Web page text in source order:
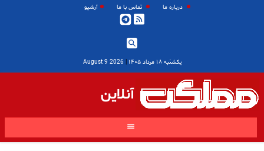
درباره ما تماس با ما آرشیو
یکشنبه ۱۸ مرداد ۱۴۰۵ |
2026 August 9
آنلاین